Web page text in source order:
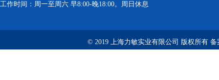
工作时间：周一至周六 早8:00-晚18:00。周日休息
© 2019 上海力敏实业有限公司 版权所有 备